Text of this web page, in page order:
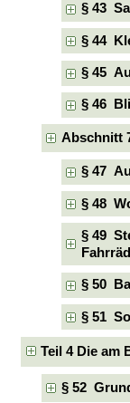
§ 43
§ 44
§ 45
§ 46
Abschnitt
§ 47
§ 48
§ 49
§ 50
§ 51
Teil 4 Die am
§ 52